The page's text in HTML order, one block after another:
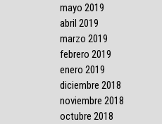
mayo 2019
abril 2019
marzo 2019
febrero 2019
enero 2019
diciembre 2018
noviembre 2018
octubre 2018